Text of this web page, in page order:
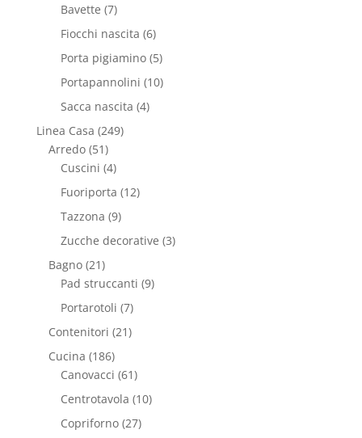
Bavette (7)
Fiocchi nascita (6)
Porta pigiamino (5)
Portapannolini (10)
Sacca nascita (4)
Linea Casa (249)
Arredo (51)
Cuscini (4)
Fuoriporta (12)
Tazzona (9)
Zucche decorative (3)
Bagno (21)
Pad struccanti (9)
Portarotoli (7)
Contenitori (21)
Cucina (186)
Canovacci (61)
Centrotavola (10)
Copriforno (27)